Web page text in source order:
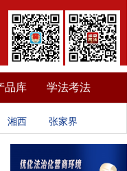
品库 学法考法
湘西 张家界